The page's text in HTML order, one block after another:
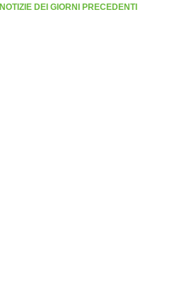
NOTIZIE DEI GIORNI PRECEDENTI